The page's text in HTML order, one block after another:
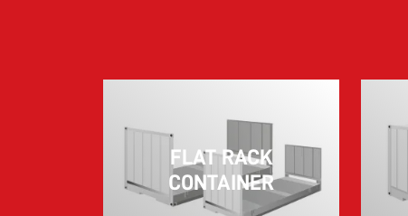
FLAT RACK
CONTAINER